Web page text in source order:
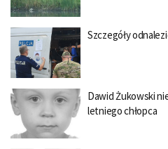
Szczegóły
Dawid Żukowski
letniego chłopca